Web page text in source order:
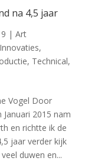
na 4,5 jaar
| Art
Innovaties,
, Technical,
Vogel Door
Januari 2015 nam
en richtte ik de
jaar verder kijk
duwen en...